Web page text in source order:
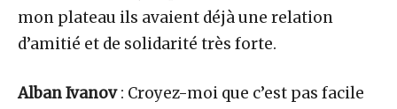
mon plateau ils avaient déjà une relation
d’amitié et de solidarité très forte.
Alban Ivanov: Croyez-moi que c’est pas facile